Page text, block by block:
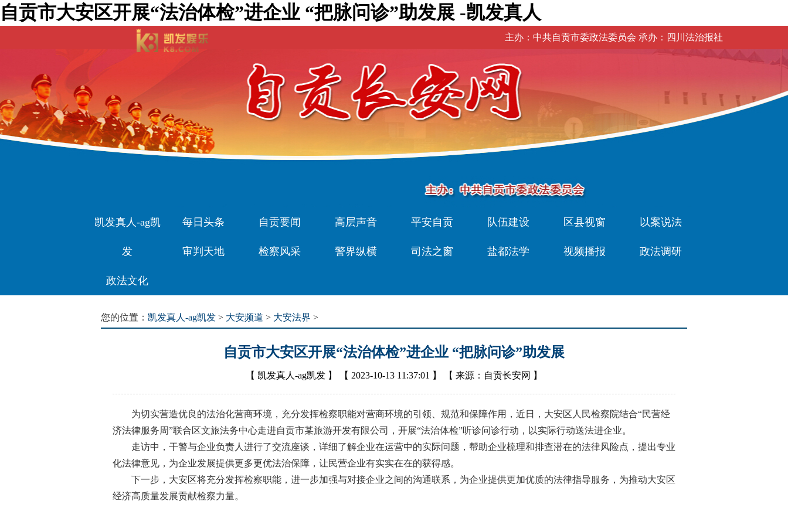
自贡市大安区开展“法治体检”进企业 “把脉问诊”助发展 -凯发真人
主办：中共自贡市委政法委员会 承办：四川法治报社
凯发真人-ag凯
发
每日头条 自贡要闻 高层声音 平安自贡 队伍建设 区县视窗 以案说法
审判天地 检察风采 警界纵横 司法之窗 盐都法学 视频播报 政法调研
政法文化
您的位置： 凯发真人-ag凯发 > 大安频道 > 大安法界 >
自贡市大安区开展“法治体检”进企业 “把脉问诊”助发展
【 凯发真人-ag凯发 】 【 2023-10-13 11:37:01 】 【 来源：自贡长安网 】
为切实营造优良的法治化营商环境，充分发挥检察职能对营商环境的引领、规范和保障作用，近日，大安区人民检察院结合“民营经
济法律服务周”联合区文旅法务中心走进自贡市某旅游开发有限公司，开展“法治体检”听诊问诊行动，以实际行动送法进企业。
走访中，干警与企业负责人进行了交流座谈，详细了解企业在运营中的实际问题，帮助企业梳理和排查潜在的法律风险点，提出专业
化法律意见，为企业发展提供更多更优法治保障，让民营企业有实实在在的获得感。
下一步，大安区将充分发挥检察职能，进一步加强与对接企业之间的沟通联系，为企业提供更加优质的法律指导服务，为推动大安区
经济高质量发展贡献检察力量。